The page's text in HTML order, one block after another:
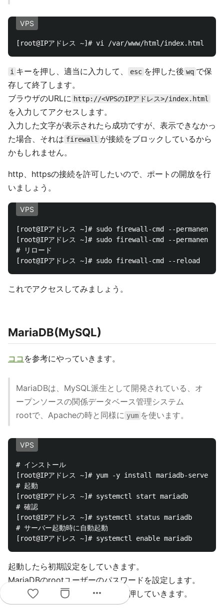
VPS
i キーを押し、適当に入力して、 esc を押した後 wq で保
存して終了します。
ブラウザのURLに http://<VPSのIPアドレス>/index.html
を入力してアクセスします。
入力した文字が表示されたら成功ですが、表示できなかっ
た場合、それは firewall が接続をブロックしているから
かもしれません。
http、httpsの接続を許可したいので、ポートの開放を行
いましょう。
VPS
[root@IPアドレス ~]# sudo firewall-cmd --permanent
[root@IPアドレス ~]# sudo firewall-cmd --permanent
# リロード
これでアクセスしてみましょう。
MariaDB(MySQL)
ココ を参考にやっていきます。
MariaDBは、MySQL派生として開発されている、オ
ープンソースの関係データベース管理システム
rootで、Apacheの時と同様に yum を使います。
VPS
# インストール
[root@IPアドレス ~]# yum -y install mariadb-server
# 起動
[root@IPアドレス ~]# systemctl start mariadb
# 確認
[root@IPアドレス ~]# systemctl status mariadb
# サーバー起動時に自動起動
起動したら初期設定をしていきます。
MariaDBのrootユーザーのパスワードを設定します。
もし質問があった場合、基本
を押していきます。
more_horiz